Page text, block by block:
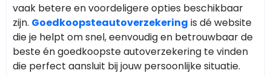
vaak betere en voordeligere opties beschikbaar
zijn. Goedkoopsteautoverzekering is dé website
die je helpt om snel, eenvoudig en betrouwbaar de
beste én goedkoopste autoverzekering te vinden
die perfect aansluit bij jouw persoonlijke situatie.